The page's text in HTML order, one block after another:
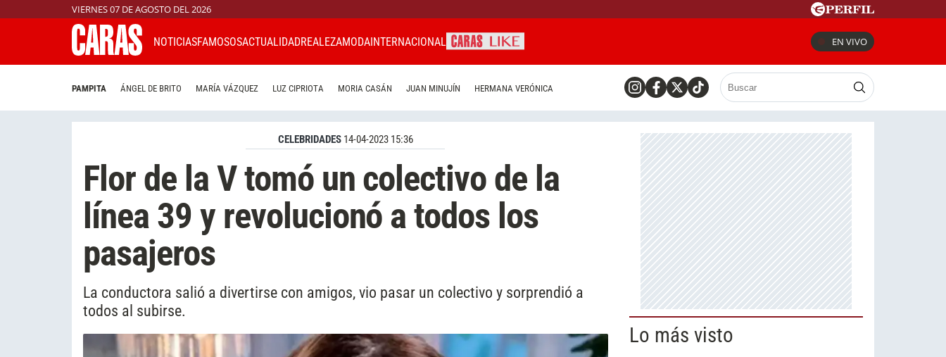
VIERNES 07 DE AGOSTO DEL 2026
NOTICIASFAMOSOSACTUALIDADREALEZAMODAINTERNACIONAL EN VIVO
PAMPITA ÁNGEL DE BRITO MARÍA VÁZQUEZ LUZ CIPRIOTA MORIA CASÁN JUAN MINUJÍN HERMANA VERÓNICA
CELEBRIDADES 14-04-2023 15:36
Flor de la V tomó un colectivo de la
línea 39 y revolucionó a todos los
pasajeros
La conductora salió a divertirse con amigos, vio pasar un colectivo y sorprendió a
todos al subirse.
Lo más visto